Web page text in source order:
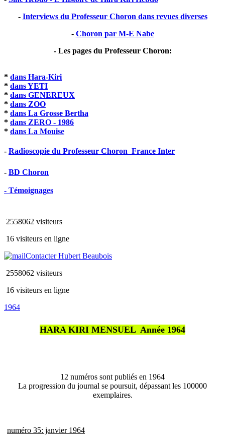
- Interviews du Professeur Choron dans revues diverses
- Choron par M-E Nabe
- Les pages du Professeur Choron:
* dans Hara-Kiri
* dans YETI
* dans GENEREUX
* dans ZOO
* dans La Grosse Bertha
* dans ZERO - 1986
* dans La Mouise
- Radioscopie du Professeur Choron  France Inter
- BD Choron
- Témoignages
2558062 visiteurs
16 visiteurs en ligne
Contacter Hubert Beaubois
2558062 visiteurs
16 visiteurs en ligne
1964
HARA KIRI MENSUEL  Année 1964
12 numéros sont publiés en 1964
La progression du journal se poursuit, dépassant les 100000
exemplaires.
numéro 35: janvier 1964